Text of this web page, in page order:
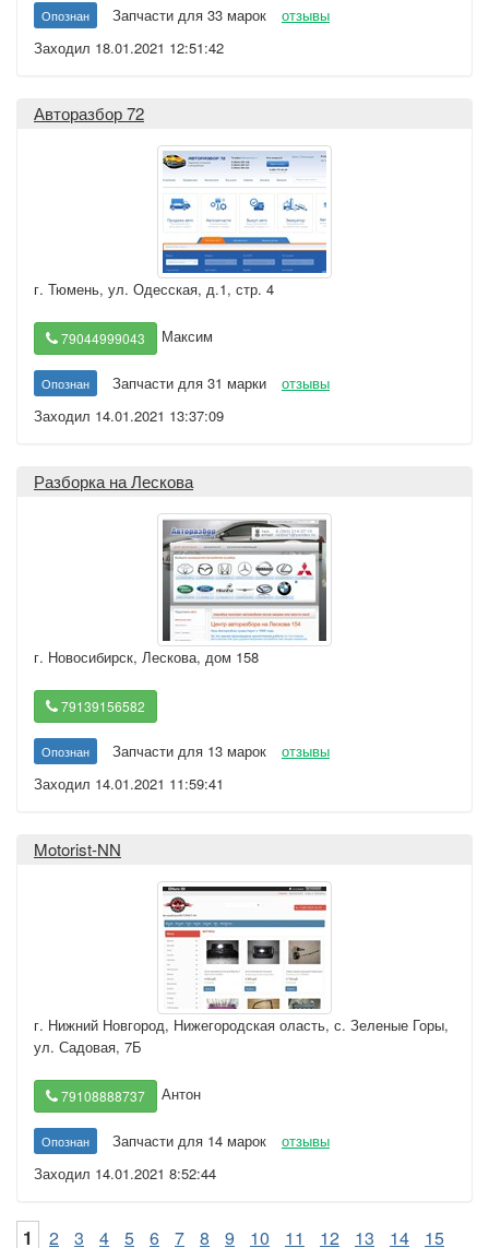
Опознан Запчасти для 33 марок
отзывы
Заходил 18.01.2021 12:51:42
Авторазбор 72
г. Тюмень, ул. Одесская, д.1, стр. 4
79044999043 Максим
Опознан Запчасти для 31 марки
отзывы
Заходил 14.01.2021 13:37:09
Разборка на Лескова
г. Новосибирск, Лескова, дом 158
79139156582
Опознан Запчасти для 13 марок
отзывы
Заходил 14.01.2021 11:59:41
Motorist-NN
г. Нижний Новгород, Нижегородская оласть, с. Зеленые Горы,
ул. Садовая, 7Б
79108888737 Антон
Опознан Запчасти для 14 марок
отзывы
Заходил 14.01.2021 8:52:44
1 2 3 4 5 6 7 8 9 10 11 12 13 14 15